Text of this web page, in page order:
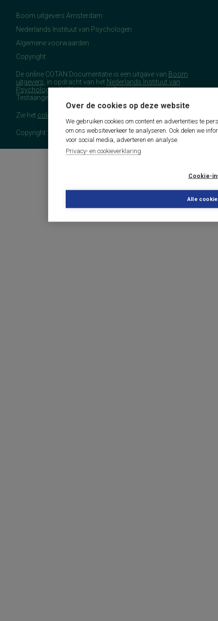
Over de cookies op deze website
We gebruiken cookies om content en advertenties te
om ons websiteverkeer te analyseren. Ook delen we
voor social media, adverteren en analyse.
Privacy- en cookieverklaring
Cookie-
Alle
Boom uitgevers Amsterdam
Nederlands Instituut van Psychologen
Algemene voorwaarden
Copyright
De online COTAN Documentatie is een uitgave van Boom
uitgevers , in opdracht van het Nederlands Instituut van
Psychologen(NIP), namens de Commissie
Testaangelegenheden Nederland (COTAN).
Zie het colofon
Copyright 2026 - COTAN Documentatie